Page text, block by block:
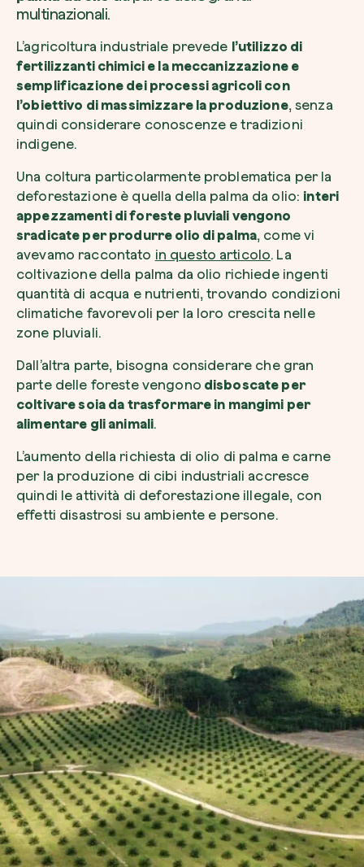
multinazionali.
L’agricoltura industriale prevede l’utilizzo di
fertilizzanti chimici e la meccanizzazione e
semplificazione dei processi agricoli con
l’obiettivo di massimizzare la produzione, senza
quindi considerare conoscenze e tradizioni
indigene.
Una coltura particolarmente problematica per la
deforestazione è quella della palma da olio: interi
appezzamenti di foreste pluviali vengono
sradicate per produrre olio di palma, come vi
avevamo raccontato in questo articolo. La
coltivazione della palma da olio richiede ingenti
quantità di acqua e nutrienti, trovando condizioni
climatiche favorevoli per la loro crescita nelle
zone pluviali.
Dall’altra parte, bisogna considerare che gran
parte delle foreste vengono disboscate per
coltivare soia da trasformare in mangimi per
alimentare gli animali.
L’aumento della richiesta di olio di palma e carne
per la produzione di cibi industriali accresce
quindi le attività di deforestazione illegale, con
effetti disastrosi su ambiente e persone.